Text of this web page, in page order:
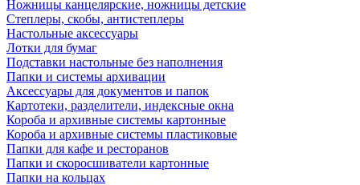
Ножницы канцелярские, ножницы детские
Степлеры, скобы, антистеплеры
Настольные аксессуары
Лотки для бумаг
Подставки настольные без наполнения
Папки и системы архивации
Аксессуары для документов и папок
Картотеки, разделители, индексные окна
Короба и архивные системы картонные
Короба и архивные системы пластиковые
Папки для кафе и ресторанов
Папки и скоросшиватели картонные
Папки на кольцах